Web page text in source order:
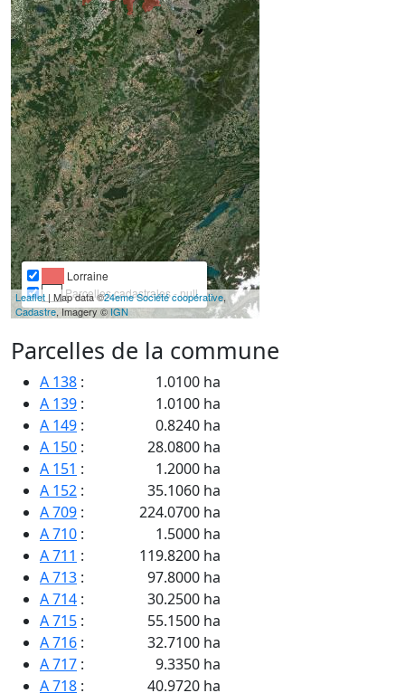
Lorraine
Parcelles cadastrales - null
Leaflet | Map data ©24eme Société coopérative,
Cadastre, Imagery ©IGN
Parcelles de la commune
A 138 :
1.0100 ha
A 139 :
1.0100 ha
A 149 :
0.8240 ha
A 150 :
28.0800 ha
A 151 :
1.2000 ha
A 152 :
35.1060 ha
A 709 :
224.0700 ha
A 710 :
1.5000 ha
A 711 :
119.8200 ha
A 713 :
97.8000 ha
A 714 :
30.2500 ha
A 715 :
55.1500 ha
A 716 :
32.7100 ha
A 717 :
9.3350 ha
A 718 : 40.9720 ha